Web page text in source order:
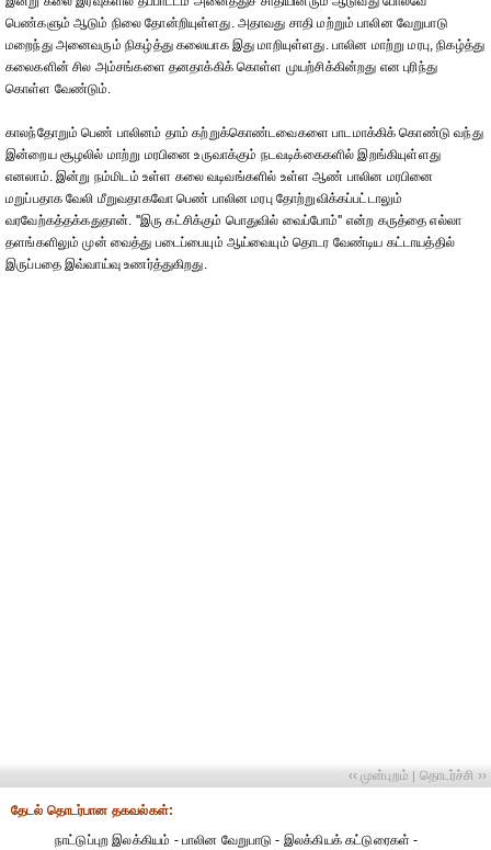
பெண்களும் ஆடும் நிலை தோன்றியுள்ளது. அதாவது சாதி மற்றும் பாலின வேறுபாடு
மறைந்து அனைவரும் நிகழ்த்து கலையாக இது மாறியுள்ளது. பாலின மாற்று மரபு, நிகழ்த்து
கலைகளின் சில அம்சங்களை தனதாக்கிக் கொள்ள முயற்சிக்கின்றது என புரிந்து
கொள்ள வேண்டும்.
காலந்தோறும் பெண் பாலினம் தாம் கற்றுக்கொண்டவைகளை பாடமாக்கிக் கொண்டு வந்து
இன்றைய சூழலில் மாற்று மரபினை உருவாக்கும் நடவடிக்கைகளில் இறங்கியுள்ளது
எனலாம். இன்று நம்மிடம் உள்ள கலை வடிவங்களில் உள்ள ஆண் பாலின மரபினை
மறுப்பதாக வேலி மீறுவதாகவோ பெண் பாலின மரபு தோற்றுவிக்கப்பட்டாலும்
வரவேற்கத்தக்கதுதான். ''இரு கட்சிக்கும் பொதுவில் வைப்போம்'' என்ற கருத்தை எல்லா
தளங்களிலும் முன் வைத்து படைப்பையும் ஆய்வையும் தொடர வேண்டிய கட்டாயத்தில்
இருப்பதை இவ்வாய்வு உணர்த்துகிறது.
‹‹ முன்புறம் | தொடர்ச்சி ››
தேட‌ல் தொட‌ர்பான தகவ‌ல்க‌ள்:
நாட்டுப்புற இலக்கியம் - பாலின வேறுபாடு - இலக்கியக் கட்டுரைகள் -